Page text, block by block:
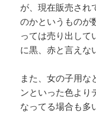
が、現在販売され
のかというものが
っては売り出して
に黒、赤と言えな
また、女の子用な
ンといった色より
なってる場合も多